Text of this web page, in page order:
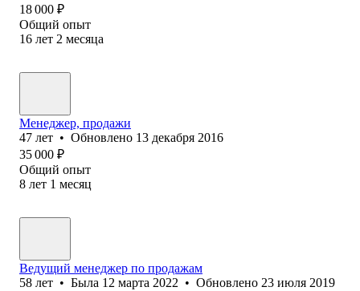
18 000 ₽
Общий опыт
16 лет 2 месяца
Менеджер, продажи
47 лет • Обновлено 13 декабря 2016
35 000 ₽
Общий опыт
8 лет 1 месяц
Ведущий менеджер по продажам
58 лет • Была 12 марта 2022 • Обновлено 23 июля 2019